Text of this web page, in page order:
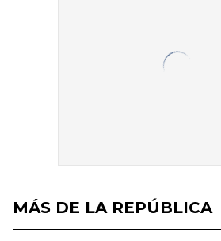
MÁS DE LA REPÚBLICA